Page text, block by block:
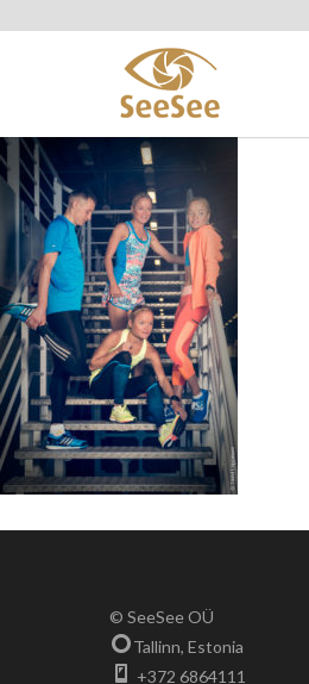
© SeeSee OÜ
Tallinn, Estonia
+372 6864111